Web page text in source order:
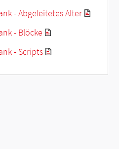
- Abgeleitetes Alter
- Blöcke
- Scripts